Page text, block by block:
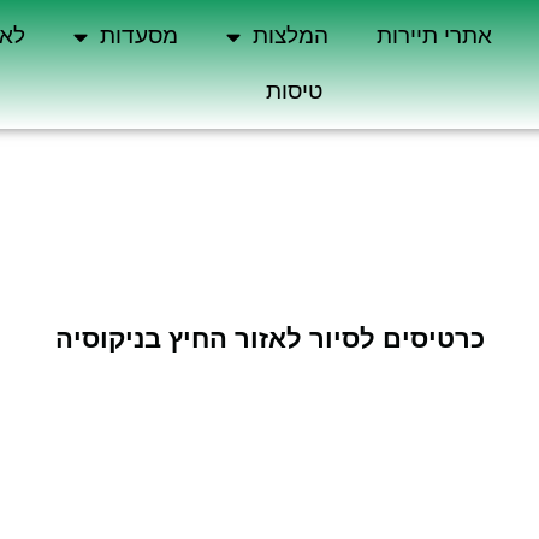
אתרי תיירות המלצות מסעדות
טיסות
כרטיסים לסיור לאזור החיץ בניקוסיה